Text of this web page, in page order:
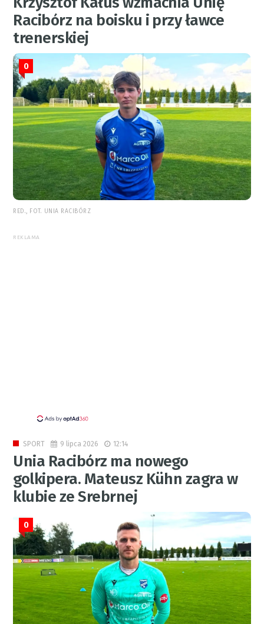
Racibórz na boisku i przy ławce
trenerskiej
0
RED., FOT. UNIA RACIBÓRZ
REKLAMA
SPORT 9 lipca 2026 12:14
Unia Racibórz ma nowego
golkipera. Mateusz Kühn zagra w
klubie ze Srebrnej
0